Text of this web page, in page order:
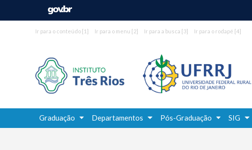
Ir para o conteúdo [1] Ir para o menu [2] Ir para a busca [3] Ir para o rodapé [4]
Graduação Departamentos Pós-Graduação SIG